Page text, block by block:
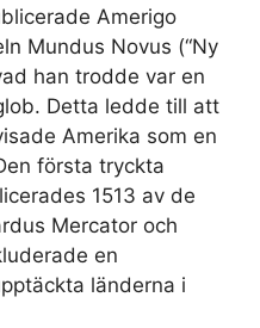
Amerigo
Mundus Novus (“Ny
han trodde var en
Detta ledde till att
Amerika som en
första tryckta
1513 av de
Mercator och
en
länderna i